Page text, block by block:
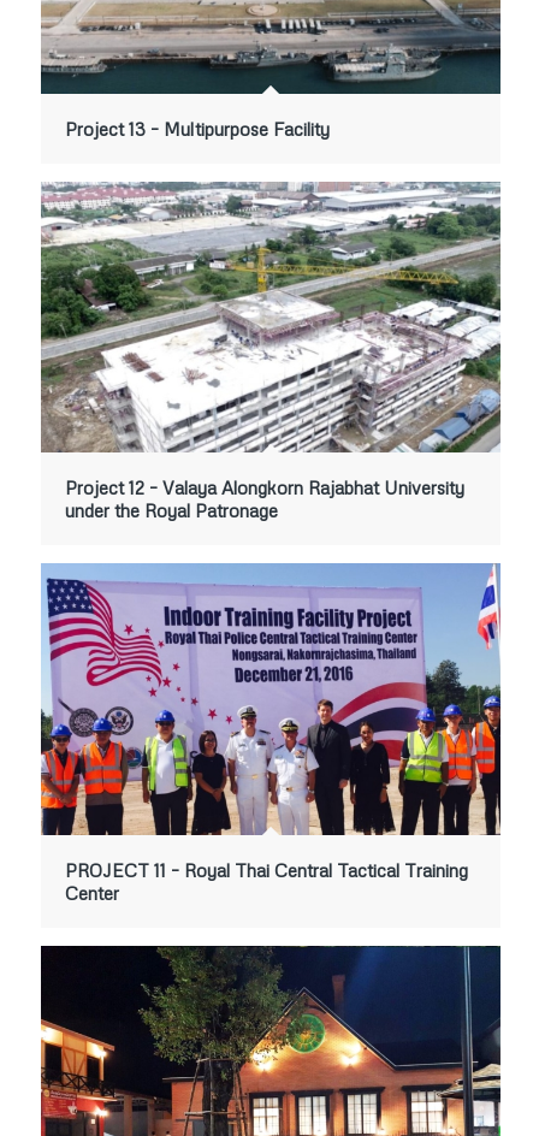
Project 13 – Multipurpose Facility
Project 12 – Valaya Alongkorn Rajabhat University
under the Royal Patronage
PROJECT 11 – Royal Thai Central Tactical Training
Center